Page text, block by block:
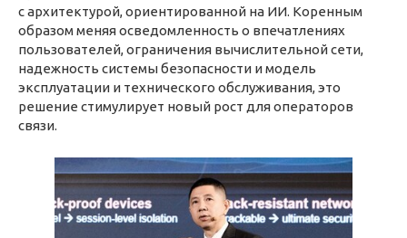
с архитектурой, ориентированной на ИИ. Коренным
образом меняя осведомленность о впечатлениях
пользователей, ограничения вычислительной сети,
надежность системы безопасности и модель
эксплуатации и технического обслуживания, это
решение стимулирует новый рост для операторов
связи.